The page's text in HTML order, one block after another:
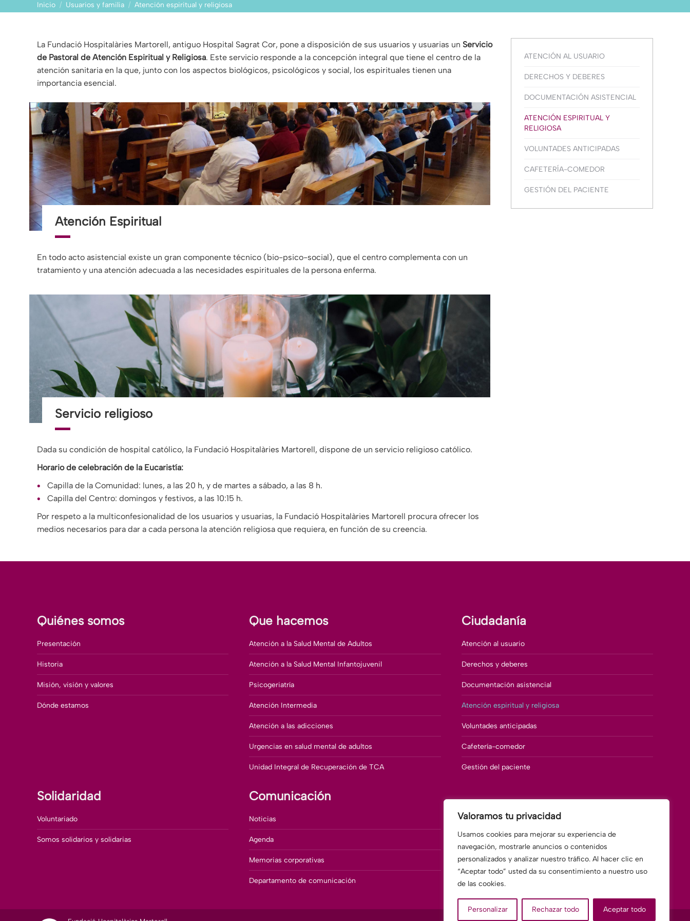
Valoramos tu privacidad
Usamos cookies para mejorar su experiencia de
navegación, mostrarle anuncios o contenidos
personalizados y analizar nuestro tráfico. Al hacer clic en
“Aceptar todo” usted da su consentimiento a nuestro uso
de las cookies.
Personalizar Rechazar todo Aceptar todo
Estás aquí:
Inicio Usuarios y familia Atención espiritual y religiosa
La Fundació Hospitalàries Martorell, antiguo Hospital Sagrat Cor, pone a disposición de sus usuarios y usuarias un Servicio
de Pastoral de Atención Espiritual y Religiosa. Este servicio responde a la concepción integral que tiene el centro de la
atención sanitaria en la que, junto con los aspectos biológicos, psicológicos y social, los espirituales tienen una
importancia esencial.
Atención Espiritual
En todo acto asistencial existe un gran componente técnico (bio-psico-social), que el centro complementa con un
tratamiento y una atención adecuada a las necesidades espirituales de la persona enferma.
Servicio religioso
Dada su condición de hospital católico, la Fundació Hospitalàries Martorell, dispone de un servicio religioso católico.
Horario de celebración de la Eucaristía:
Capilla de la Comunidad: lunes, a las 20 h, y de martes a sábado, a las 8 h.
Capilla del Centro: domingos y festivos, a las 10:15 h.
Por respeto a la multiconfesionalidad de los usuarios y usuarias, la Fundació Hospitalàries Martorell procura ofrecer los
medios necesarios para dar a cada persona la atención religiosa que requiera, en función de su creencia.
ATENCIÓN AL USUARIO
DERECHOS Y DEBERES
DOCUMENTACIÓN ASISTENCIAL
ATENCIÓN ESPIRITUAL Y
RELIGIOSA
VOLUNTADES ANTICIPADAS
CAFETERÍA-COMEDOR
GESTIÓN DEL PACIENTE
Quiénes somos
Presentación
Historia
Misión, visión y valores
Dónde estamos
Que hacemos
Atención a la Salud Mental de Adultos
Atención a la Salud Mental Infantojuvenil
Psicogeriatría
Atención Intermedia
Atención a las adicciones
Urgencias en salud mental de adultos
Unidad Integral de Recuperación de TCA
Ciudadanía
Atención al usuario
Derechos y deberes
Documentación asistencial
Atención espiritual y religiosa
Voluntades anticipadas
Cafetería-comedor
Gestión del paciente
Solidaridad
Voluntariado
Somos solidarios y solidarias
Comunicación
Noticias
Agenda
Memorias corporativas
Departamento de comunicación